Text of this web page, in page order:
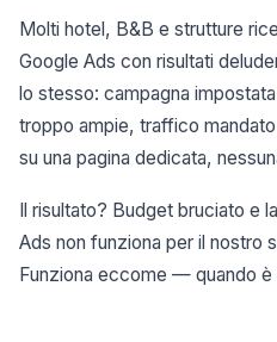
Molti hotel, B&B e strutture
Google Ads con risultati
lo stesso: campagna
troppo ampie, traffico
su una pagina dedicata,
Il risultato? Budget bruciato e
Ads non funziona per il nostro
Funziona eccome — quando